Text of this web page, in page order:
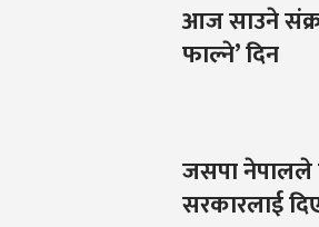
आज साउने
फाल्ने’ दिन
जसपा नेपालले
सरकारलाई